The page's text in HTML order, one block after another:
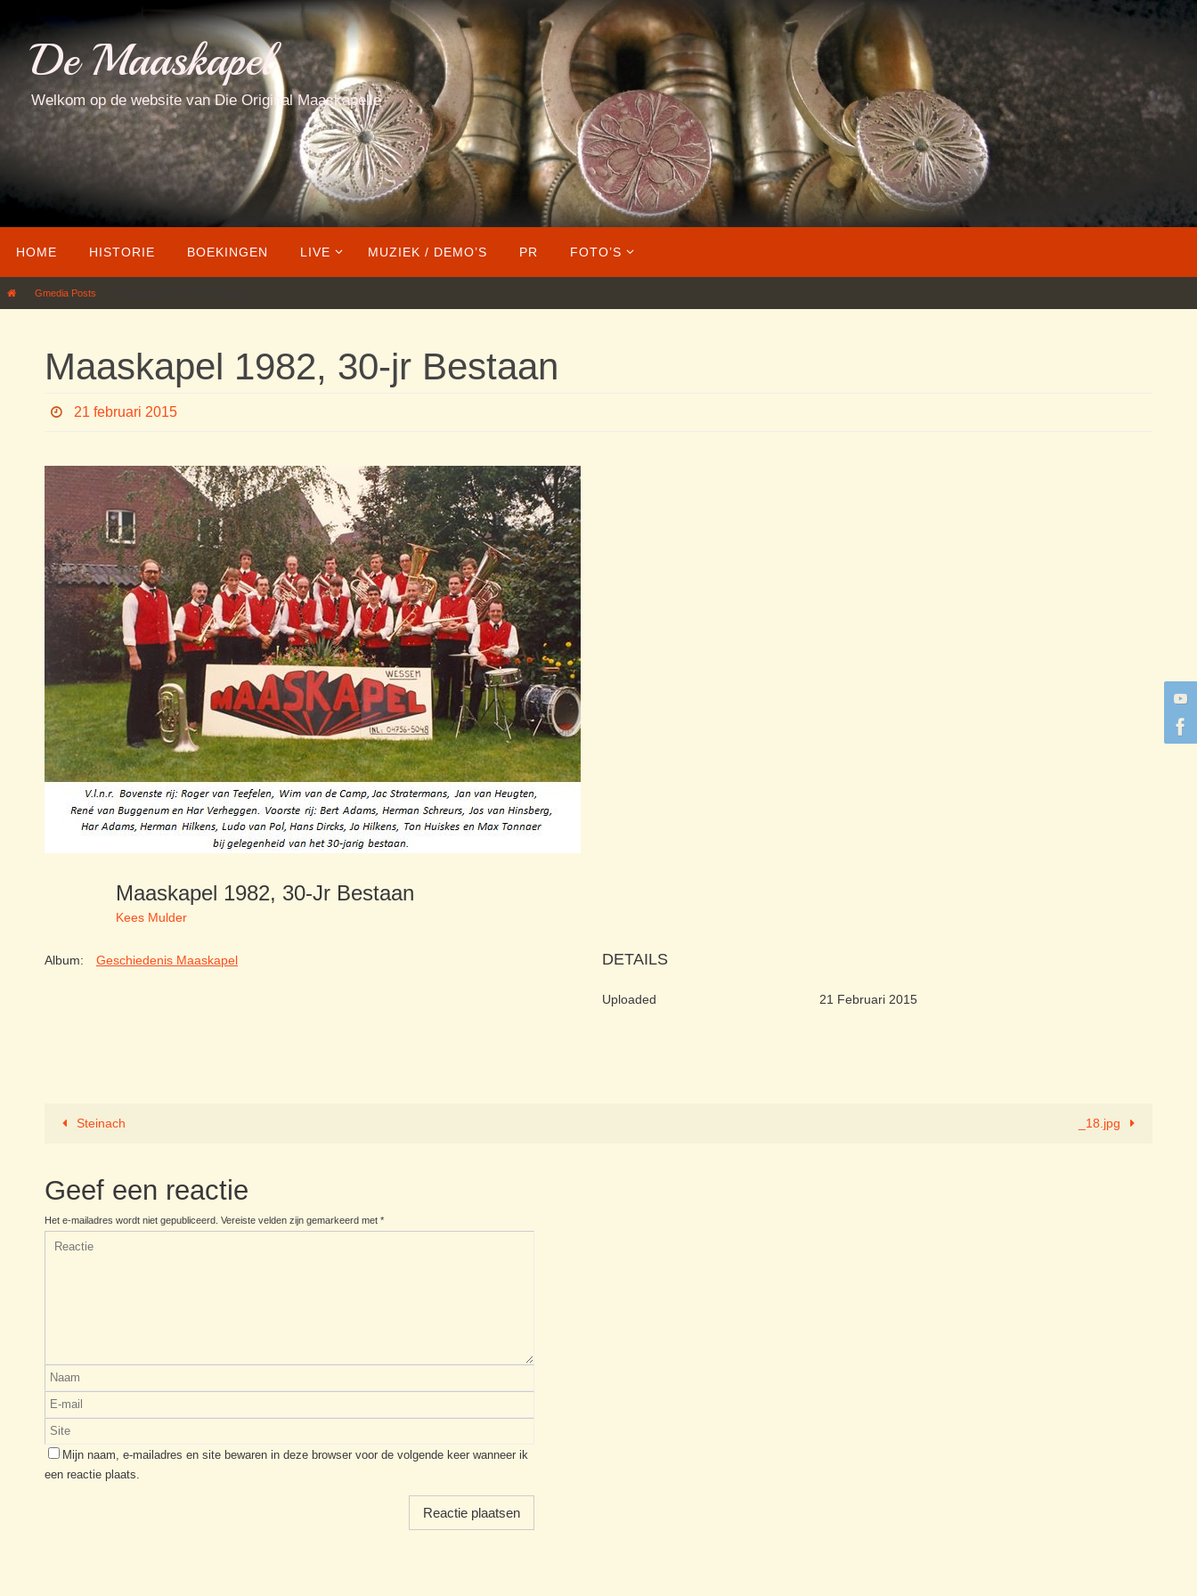
inhoudDe Maaskapel
Welkom op de website van Die Original Maaskapelle
naar
de
HOME HISTORIE BOEKINGEN LIVE MUZIEK / DEMO’S PR FOTO’S
HomeGmedia Posts
Maaskapel 1982, 30-jr Bestaan
21 februari 2015
Maaskapel 1982, 30-Jr Bestaan
Kees Mulder
Album: Geschiedenis Maaskapel DETAILS
Uploaded 21 Februari 2015
Steinach _18.jpg
Geef een reactie
Het e-mailadres wordt niet gepubliceerd. Vereiste velden zijn gemarkeerd met *
Mijn naam, e-mailadres en site bewaren in deze browser voor de volgende keer wanneer ik
een reactie plaats.